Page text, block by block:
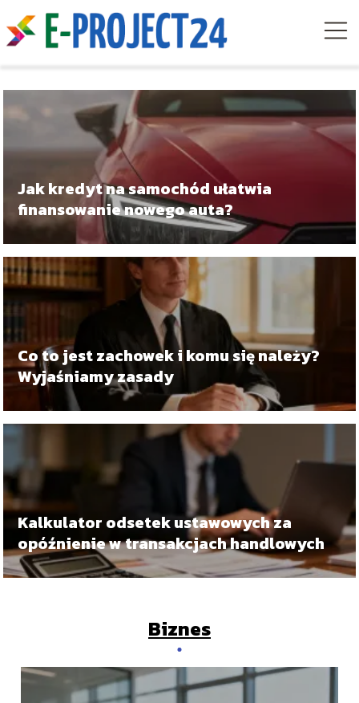
Jak kredyt na samochód ułatwia
finansowanie nowego auta?
Co to jest zachowek i komu się należy?
Wyjaśniamy zasady
Kalkulator odsetek ustawowych za
opóźnienie w transakcjach handlowych
Biznes